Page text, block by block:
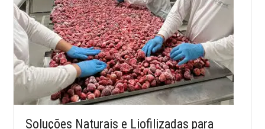
Soluções Naturais e Liofilizadas para